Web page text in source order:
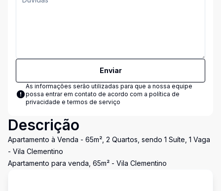
Enviar
As informações serão utilizadas para que a nossa equipe
possa entrar em contato de acordo com a política de
privacidade e termos de serviço
Descrição
Apartamento à Venda - 65m², 2 Quartos, sendo 1 Suíte, 1 Vaga
- Vila Clementino
Apartamento para venda, 65m² - Vila Clementino